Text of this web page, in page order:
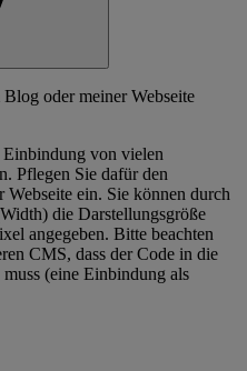
oder meiner Webseite
Einbindung von vielen
Pflegen Sie dafür den
ein. Sie können durch
die Darstellungsgröße
angegeben. Bitte beachten
CMS, dass der Code in die
(eine Einbindung als